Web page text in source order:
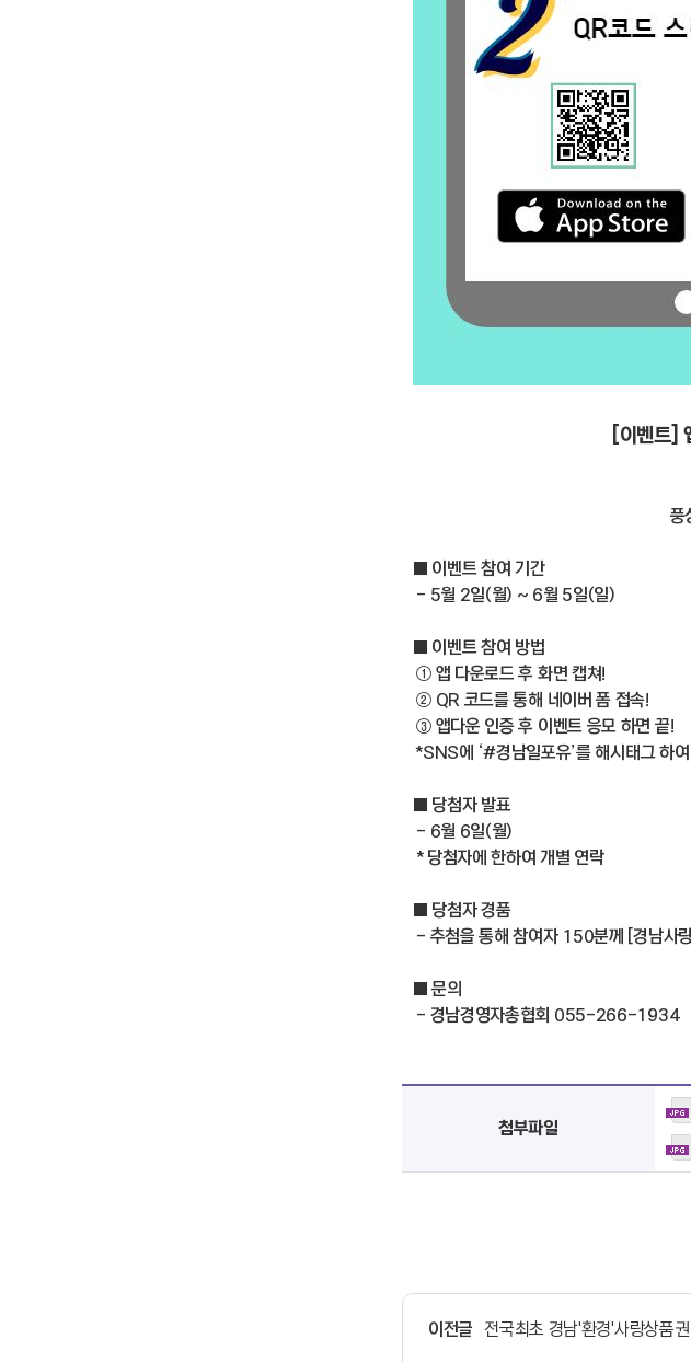
[이벤트]
풍
■ 이벤트 참여 기간
- 5월 2일(월) ~ 6월 5일(일)
■ 이벤트 참여 방법
① 앱 다운로드 후 화면 캡쳐!
② QR 코드를 통해 네이버 폼 접속!
③ 앱다운 인증 후 이벤트 응모 하면 끝!
*SNS에 ‘#경남일포유’를 해시태그 하
■ 당첨자 발표
- 6월 6일(월)
* 당첨자에 한하여 개별 연락
■ 당첨자 경품
- 추첨을 통해 참여자 150분께 [경남사
■ 문의
- 경남경영자총협회 055-266-1934
첨부파일
이전글 전국최초 경남'환경'사랑상품